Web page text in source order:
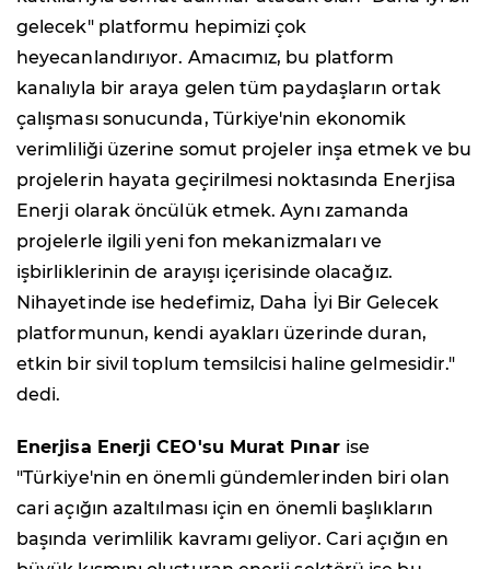
gelecek" platformu hepimizi çok
heyecanlandırıyor. Amacımız, bu platform
kanalıyla bir araya gelen tüm paydaşların ortak
çalışması sonucunda, Türkiye'nin ekonomik
verimliliği üzerine somut projeler inşa etmek ve bu
projelerin hayata geçirilmesi noktasında Enerjisa
Enerji olarak öncülük etmek. Aynı zamanda
projelerle ilgili yeni fon mekanizmaları ve
işbirliklerinin de arayışı içerisinde olacağız.
Nihayetinde ise hedefimiz, Daha İyi Bir Gelecek
platformunun, kendi ayakları üzerinde duran,
etkin bir sivil toplum temsilcisi haline gelmesidir."
dedi.
Enerjisa Enerji CEO'su Murat Pınar ise
"Türkiye'nin en önemli gündemlerinden biri olan
cari açığın azaltılması için en önemli başlıkların
başında verimlilik kavramı geliyor. Cari açığın en